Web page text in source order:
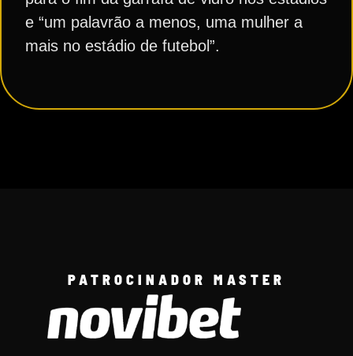
e “um palavrão a menos, uma mulher a
mais no estádio de futebol”.
PATROCINADOR MASTER